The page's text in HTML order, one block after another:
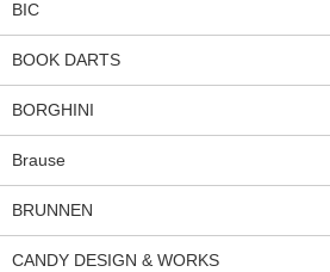
BIC
BOOK DARTS
BORGHINI
Brause
BRUNNEN
CANDY DESIGN & WORKS